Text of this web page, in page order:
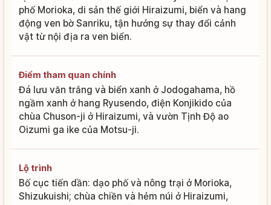
phố Morioka, di sản thế giới Hiraizumi, biển và hang
động ven bờ Sanriku, tận hưởng sự thay đổi cảnh
vật từ nội địa ra ven biển.
Điểm tham quan chính
Đá lưu văn trắng và biển xanh ở Jodogahama, hồ
ngầm xanh ở hang Ryusendo, điện Konjikido của
chùa Chuson-ji ở Hiraizumi, và vườn Tịnh Độ ao
Oizumi ga ike của Motsu-ji.
Lộ trình
Bố cục tiến dần: dạo phố và nông trại ở Morioka,
Shizukuishi; chùa chiền và hẻm núi ở Hiraizumi,